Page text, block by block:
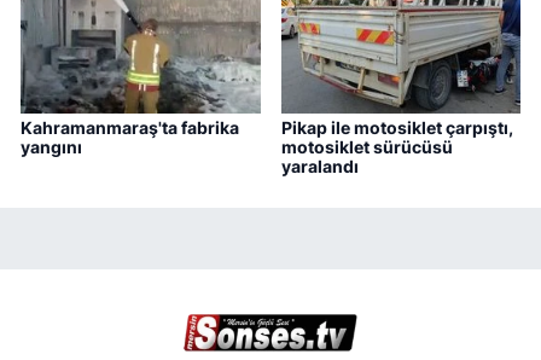
Kahramanmaraş'ta fabrika
yangını
Pikap ile motosiklet çarpıştı,
motosiklet sürücüsü
yaralandı